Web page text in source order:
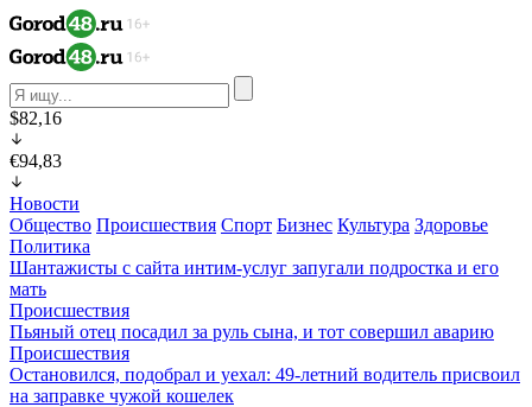
$82,16
€94,83
Новости
Общество Происшествия Спорт Бизнес Культура Здоровье
Политика
Шантажисты с сайта интим-услуг запугали подростка и его
мать
Происшествия
Пьяный отец посадил за руль сына, и тот совершил аварию
Происшествия
Остановился, подобрал и уехал: 49-летний водитель присвоил
на заправке чужой кошелек